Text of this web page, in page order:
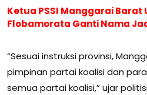
Ketua PSSI Manggarai Barat
Flobamorata Ganti Nama
“Sesuai instruksi provinsi,
pimpinan partai koalisi dan
semua partai koalisi,” ujar